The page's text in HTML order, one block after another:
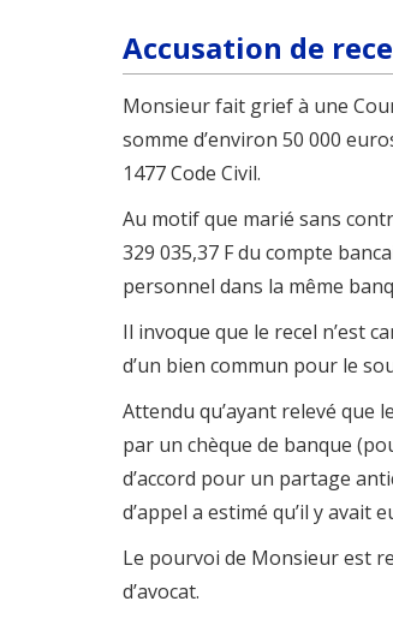
Accusation de
Monsieur fait grief à une
somme d’environ 50 000
1477 Code Civil.
Au motif que marié sans
329 035,37 F du compte
personnel dans la même
Il invoque que le recel n’est
d’un bien commun pour le
Attendu qu’ayant relevé
par un chèque de banque
d’accord pour un partage
d’appel a estimé qu’il y avait
Le pourvoi de Monsieur est
d’avocat.